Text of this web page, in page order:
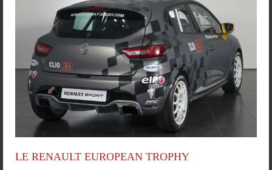
LE RENAULT EUROPEAN TROPHY